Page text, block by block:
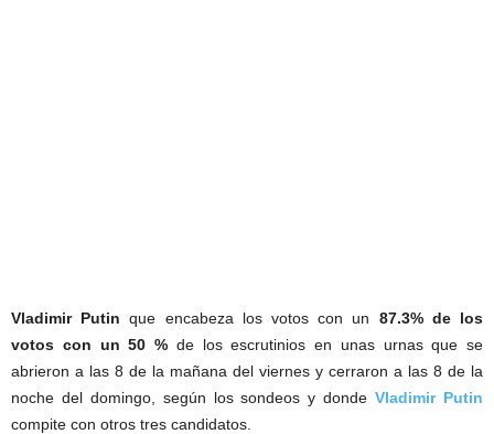
Vladimir Putin que encabeza los votos con un 87.3% de los
votos con un 50 % de los escrutinios en unas urnas que se
abrieron a las 8 de la mañana del viernes y cerraron a las 8 de la
noche del domingo, según los sondeos y dondeVladimir Putin
compite con otros tres candidatos.